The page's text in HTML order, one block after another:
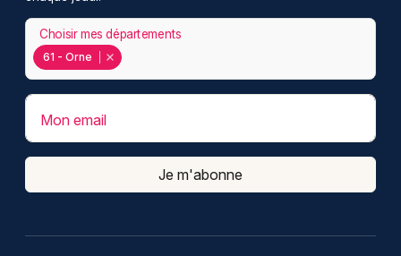
61 - Orne
Choisir mes départements
Mon email
Je m'abonne